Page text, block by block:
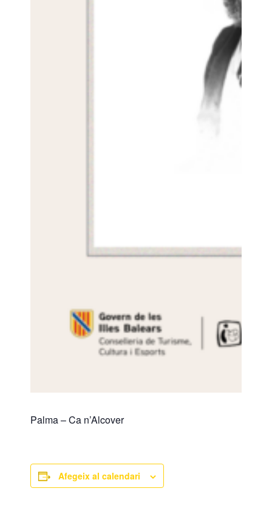
Palma – Ca n’Alcover
Afegeix al calendari